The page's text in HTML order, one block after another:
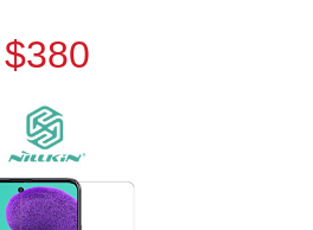
$380